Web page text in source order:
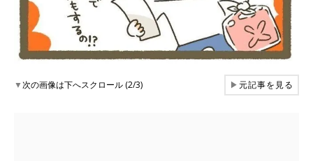
▼次の画像は下へスクロール (2/3) ▶元記事を見る